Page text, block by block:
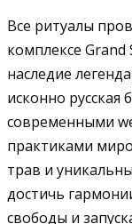
Все ритуалы
комплексе
наследие
исконно русская
современными
практиками
трав и
достичь
свободы и